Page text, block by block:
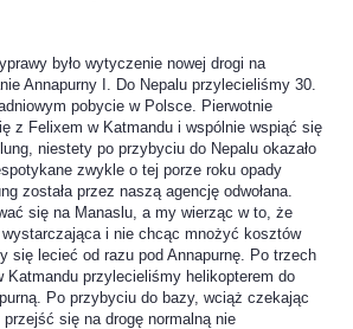
było wytyczenie nowej drogi na
Annapurny I. Do Nepalu przylecieliśmy 30.
pobycie w Polsce. Pierwotnie
z Felixem w Katmandu i wspólnie wspiąć się
niestety po przybyciu do Nepalu okazało
zwykle o tej porze roku opady
została przez naszą agencję odwołana.
się na Manaslu, a my wierząc w to, że
i nie chcąc mnożyć kosztów
się lecieć od razu pod Annapurnę. Po trzech
Katmandu przylecieliśmy helikopterem do
Po przybyciu do bazy, wciąż czekając
się na drogę normalną nie